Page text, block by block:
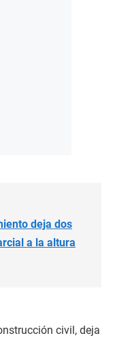
deja dos
a la altura
civil, deja